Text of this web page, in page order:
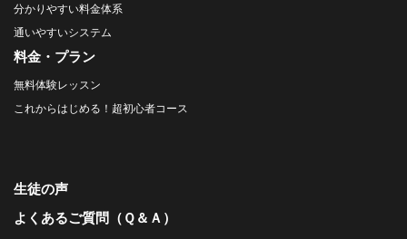
分かりやすい料金体系
通いやすいシステム
料金・プラン
無料体験レッスン
これからはじめる！超初心者コース
生徒の声
よくあるご質問（Ｑ＆Ａ）